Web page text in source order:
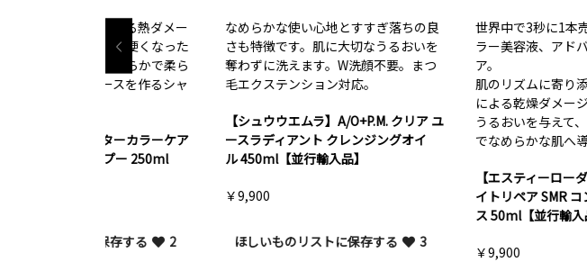
なめらかな使い心地とすすぎ落ちの良
さも特徴です。肌に大切なうるおいを
奪わずに洗えます。W洗顔不要。まつ
毛エクステンション対応。
【シュウウエムラ】A/O+P.M. クリア ユ
ースラディアント クレンジングオイ
ル 450ml【並行輸入品】
ほしいものリストに保存する 3
世界中で3秒に1本売れているベストセ
ラー美容液、アドバンスナイトリペ
ア。
肌のリズムに寄り添い、昼は環境要因
による乾燥ダメージから守り、夜間は
うるおいを与えて、毎日、フレッシュ
でなめらかな肌へ導く美容液です。
【エスティーローダー】アドバンス ナ
イトリペア SMR コンプレック
ス 50ml【並行輸入品】
￥9,900